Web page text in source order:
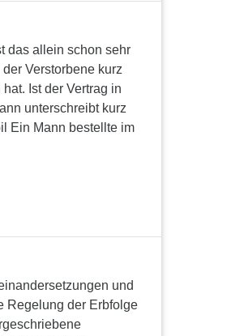
das allein schon sehr
Verstorbene kurz
Ist der Vertrag in
unterschreibt kurz
Ein Mann bestellte im
und
Regelung der Erbfolge